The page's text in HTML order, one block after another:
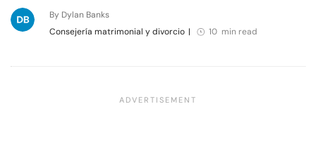
By Dylan Banks
Consejería matrimonial y divorcio | 10 min read